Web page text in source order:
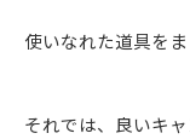
使いなれた道具を
それでは、良いキ